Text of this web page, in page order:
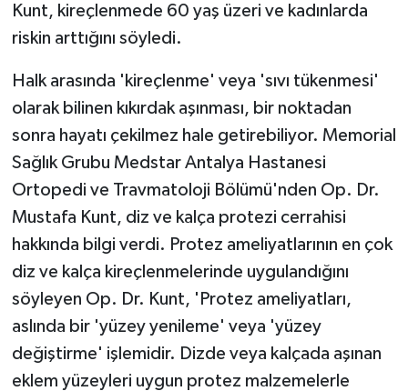
Kunt, kireçlenmede 60 yaş üzeri ve kadınlarda
riskin arttığını söyledi.
Halk arasında 'kireçlenme' veya 'sıvı tükenmesi'
olarak bilinen kıkırdak aşınması, bir noktadan
sonra hayatı çekilmez hale getirebiliyor. Memorial
Sağlık Grubu Medstar Antalya Hastanesi
Ortopedi ve Travmatoloji Bölümü'nden Op. Dr.
Mustafa Kunt, diz ve kalça protezi cerrahisi
hakkında bilgi verdi. Protez ameliyatlarının en çok
diz ve kalça kireçlenmelerinde uygulandığını
söyleyen Op. Dr. Kunt, 'Protez ameliyatları,
aslında bir 'yüzey yenileme' veya 'yüzey
değiştirme' işlemidir. Dizde veya kalçada aşınan
eklem yüzeyleri uygun protez malzemelerle
GÜNDEM
HABERDE İNSAN
İş Dünyası
Jandarma
Kadın
KÜLTÜR SANAT
MAGAZİN